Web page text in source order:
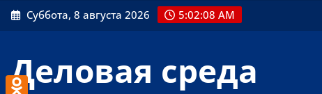
Перейти
к
Суббота, 8 августа 2026 5:02:09 AM
Деловая среда